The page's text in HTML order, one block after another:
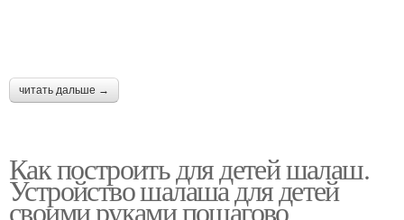
читать дальше →
Как построить для детей шалаш.
Устройство шалаша для детей
своими руками пошагово